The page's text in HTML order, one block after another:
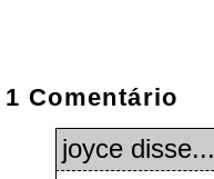
1 Comentário
joyce disse...